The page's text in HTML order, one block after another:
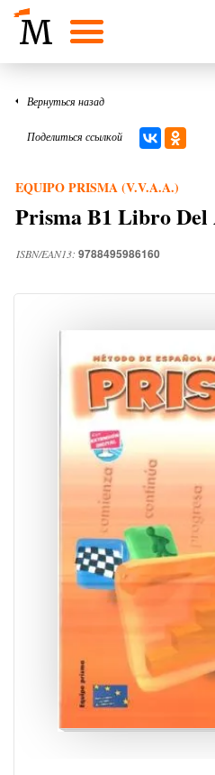
Вернуться назад
Поделиться ссылкой
EQUIPO PRISMA (V.V.A.A.)
Prisma B1 Libro
ISBN/EAN13: 9788495986160